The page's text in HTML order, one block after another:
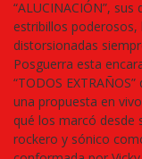
“ALUCINACIÓN”,
estribillos
distorsionadas
Posguerra esta
“TODOS
una propuesta en
qué los marcó desde
rockero y sónico